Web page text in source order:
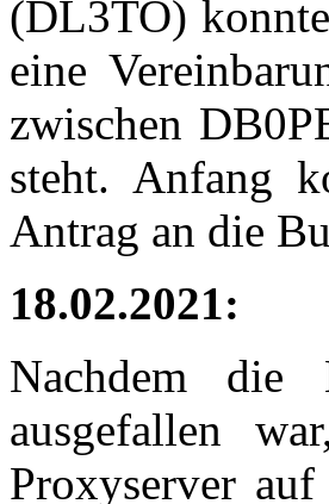
(DL3TO)
eine
zwischen
steht. Anfang
Antrag an die
18.02.2021:
Nachdem die
ausgefallen
Proxyserver